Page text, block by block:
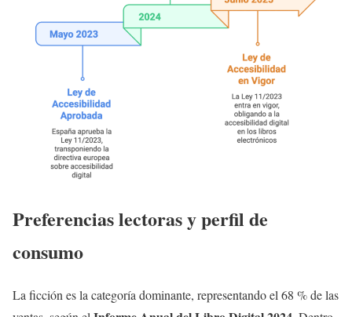
Preferencias lectoras y perfil de
consumo
La ficción es la categoría dominante, representando el 68 % de las